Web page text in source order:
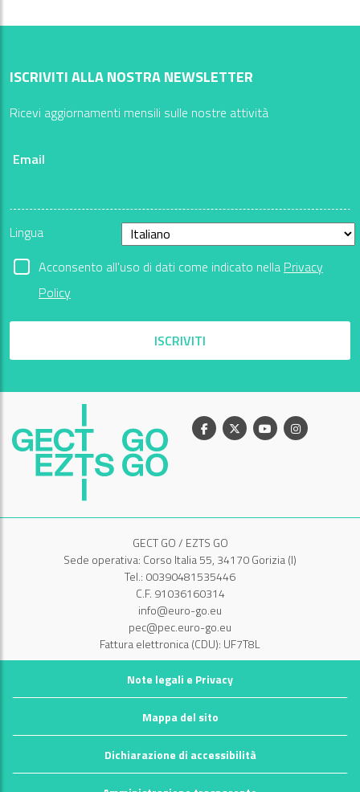
ISCRIVITI ALLA NOSTRA NEWSLETTER
Ricevi aggiornamenti mensili sulle nostre attività
Email
Lingua
Acconsento all'uso di dati come indicato nella Privacy
Policy
ISCRIVITI
Facebook
X YoutubeInstagram
GECT GO / EZTS GO
Sede operativa: Corso Italia 55, 34170 Gorizia (I)
Tel.: 00390481535446
C.F. 91036160314
info@euro-go.eu
pec@pec.euro-go.eu
Fattura elettronica (CDU): UF7T8L
Note legali e Privacy
Mappa del sito
Dichiarazione di accessibilità